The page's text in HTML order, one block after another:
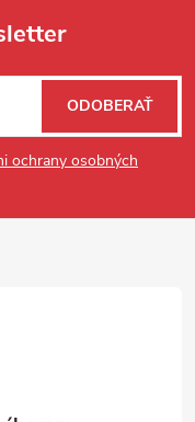
ochrany osobných
ODOBERAŤ